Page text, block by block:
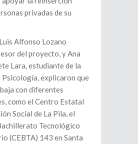
privadas de su
Alfonso Lozano
del proyecto, y Ana
Lara, estudiante de la
Psicología, explicaron que
con diferentes
como el Centro Estatal
Social de La Pila, el
Tecnológico
(CEBTA) 143 en Santa